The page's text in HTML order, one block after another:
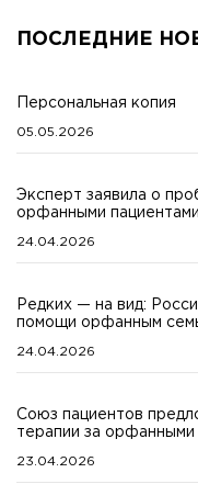
ПОСЛЕДНИЕ
Персональная копия
05.05.2026
Эксперт заявила о
орфанными пациентами
24.04.2026
Редких — на вид:
помощи орфанным
24.04.2026
Союз пациентов
терапии за орфанными
23.04.2026